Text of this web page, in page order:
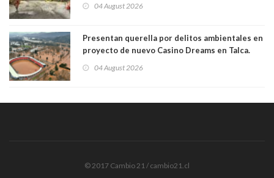
04 August 2026
Presentan querella por delitos ambientales en
proyecto de nuevo Casino Dreams en Talca.
y en zona inundable
04 August 2026
© 2017 Cambio 21 / cambio21.cl